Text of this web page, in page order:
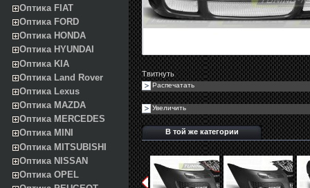
Оптика FIAT
Оптика FORD
Оптика HONDA
Оптика HYUNDAI
Оптика KIA
Оптика Land Rover
Оптика Lexus
Оптика MAZDA
Оптика MERCEDES
Оптика MINI
Оптика MITSUBISHI
Оптика NISSAN
Оптика OPEL
Твитнуть
Распечатать
Увеличить
В той же категории